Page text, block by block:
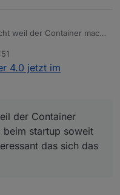
weil der Container macht
das sich das
4.0 jetzt im
der Container
beim startup soweit
das sich das